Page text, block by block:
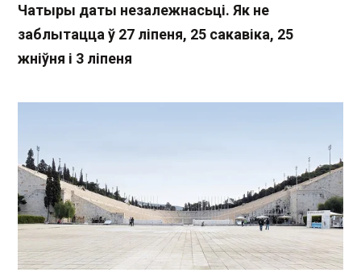
Чатыры даты незалежнасьці. Як не
заблытацца ў 27 ліпеня, 25 сакавіка, 25
жніўня і 3 ліпеня